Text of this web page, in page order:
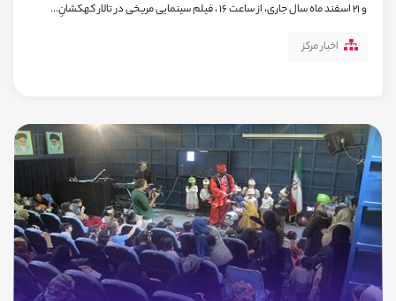
و 21 اسفند ماه سال جاری، از ساعت 16 ، فیلم سینمایی مریخی در تالار کهکشانِ...
اخبار مرکز